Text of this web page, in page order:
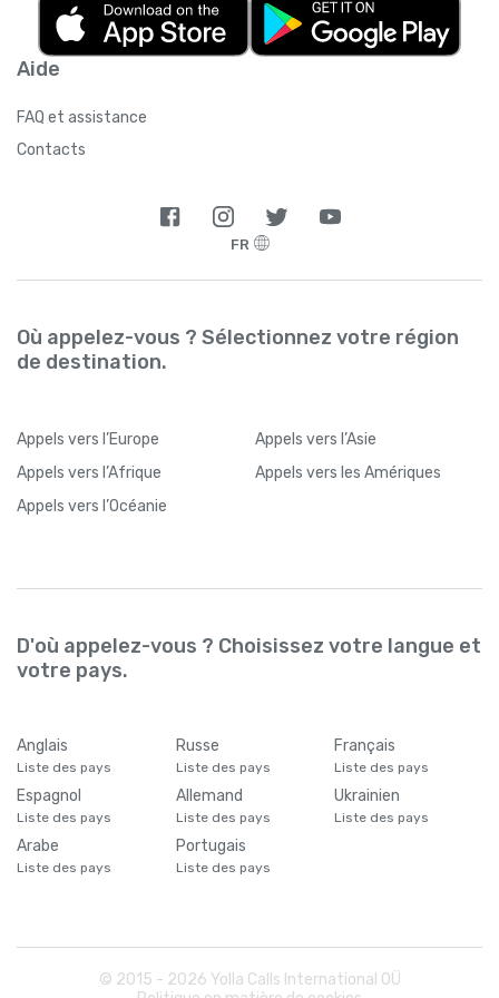
Aide
FAQ et assistance
Contacts
FR
Où appelez-vous ? Sélectionnez votre région
de destination.
Appels vers l’Europe Appels vers l’Asie
Appels vers l’Afrique Appels vers les Amériques
Appels vers l’Océanie
D'où appelez-vous ? Choisissez votre langue et
votre pays.
Anglais
Liste des pays
Russe
Liste des pays
Français
Liste des pays
Espagnol
Liste des pays
Allemand
Liste des pays
Ukrainien
Liste des pays
Arabe
Liste des pays
Portugais
Liste des pays
© 2015 - 2026 Yolla Calls International OÜ